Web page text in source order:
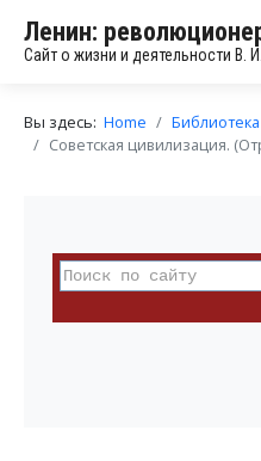
Ленин:
Сайт о жизни и деятельности В.
Вы здесь: Home
Библиотека
Советская цивилизация.